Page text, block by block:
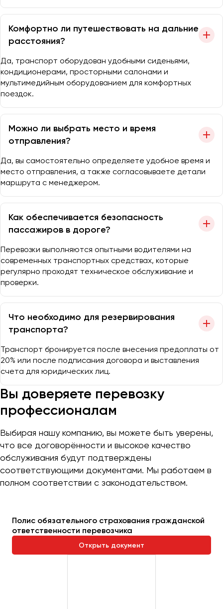
Комфортно ли путешествовать на дальние
расстояния?
Да, транспорт оборудован удобными сиденьями,
кондиционерами, просторными салонами и
мультимедийным оборудованием для комфортных
поездок.
Можно ли выбрать место и время
отправления?
Да, вы самостоятельно определяете удобное время и
место отправления, а также согласовываете детали
маршрута с менеджером.
Как обеспечивается безопасность
пассажиров в дороге?
Перевозки выполняются опытными водителями на
современных транспортных средствах, которые
регулярно проходят техническое обслуживание и
проверки.
Что необходимо для резервирования
транспорта?
Транспорт бронируется после внесения предоплаты от
20% или после подписания договора и выставления
счета для юридических лиц.
Вы доверяете перевозку
профессионалам
Выбирая нашу компанию, вы можете быть уверены,
что все договорённости и высокое качество
обслуживания будут подтверждены
соответствующими документами. Мы работаем в
полном соответствии с законодательством.
Полис обязательного страхования гражданской
ответственности перевозчика
Открыть документ